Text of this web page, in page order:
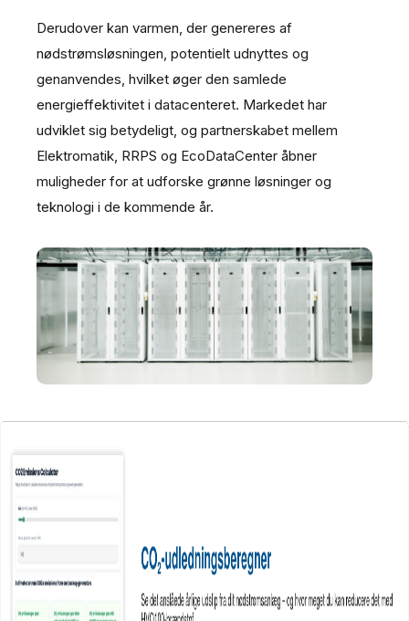
Derudover kan varmen, der genereres af
nødstrømsløsningen, potentielt udnyttes og
genanvendes, hvilket øger den samlede
energieffektivitet i datacenteret. Markedet har
udviklet sig betydeligt, og partnerskabet mellem
Elektromatik, RRPS og EcoDataCenter åbner
muligheder for at udforske grønne løsninger og
teknologi i de kommende år.